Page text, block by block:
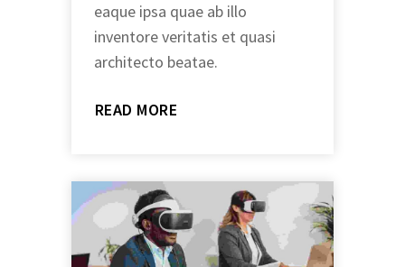
eaque ipsa quae ab illo
inventore veritatis et quasi
architecto beatae.
READ MORE